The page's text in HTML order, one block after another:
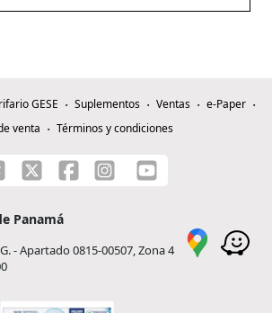
GESE Suplementos Ventas
e-Paper
venta
Términos y condiciones
Panamá
- Apartado 0815-00507, Zona 4